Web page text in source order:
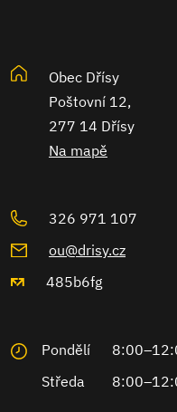
Obec Dřísy
Poštovní 12,
277 14 Dřísy
Na mapě
326 971 107
ou@drisy.cz
485b6fg
Pondělí
Středa